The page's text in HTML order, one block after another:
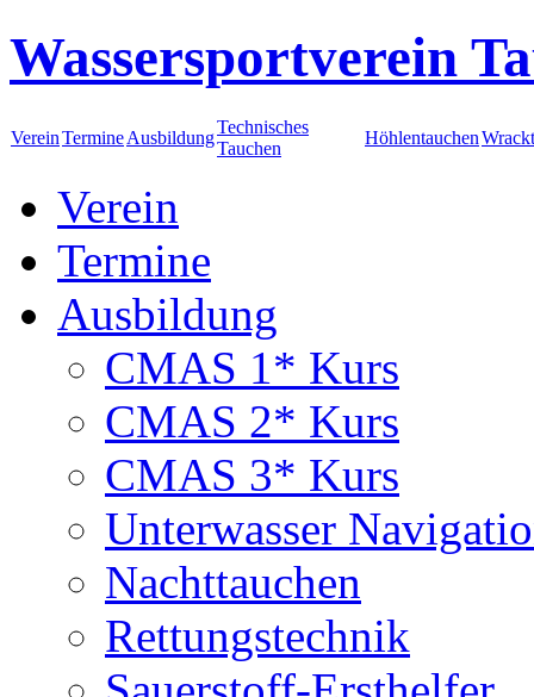
Wassersportverein
VereinTermineAusbildung
Technisches
Tauchen
Höhlentauchen
Verein
Termine
Ausbildung
CMAS 1* Kurs
CMAS 2* Kurs
CMAS 3* Kurs
Unterwasser
Nachttauchen
Rettungstechnik